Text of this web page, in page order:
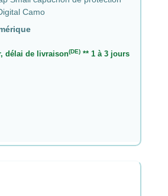
Camo
délai de livraison(DE)** 1 à 3 jours